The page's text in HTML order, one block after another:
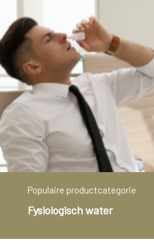
Populaire productcategorie
Fysiologisch water